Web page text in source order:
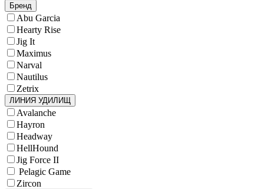
Бренд
Abu Garcia
Hearty Rise
Jig It
Maximus
Narval
Nautilus
Zetrix
ЛИНИЯ УДИЛИЩ
Avalanche
Hayron
Headway
HellHound
Jig Force II
Pelagic Game
Zircon